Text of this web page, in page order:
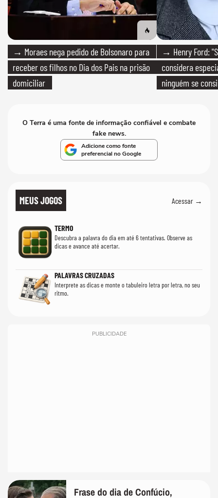
→ Moraes nega pedido de Bolsonaro para
receber os filhos no Dia dos Pais na prisão
domiciliar
→ Henry Ford:
considera
ninguém se
O Terra é uma fonte de informação confiável e combate
fake news.
Adicione como fonte
preferencial no Google
MEUS JOGOS Acessar →
TERMO
Descubra a palavra do dia em até 6 tentativas. Observe as
dicas e avance até acertar.
PALAVRAS CRUZADAS
Interprete as dicas e monte o tabuleiro letra por letra, no seu
ritmo.
PUBLICIDADE
Frase do dia de Confúcio,